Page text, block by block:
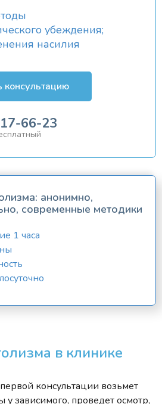
убеждения;
насилия
консультацию
66-23
анонимно,
современные методики
1 часа
в клинике
консультации возьмет
зависимого, проведет осмотр,